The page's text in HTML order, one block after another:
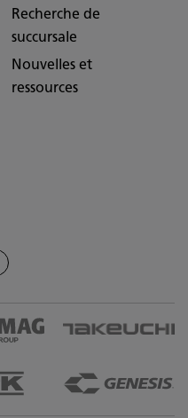
Recherche de
succursale
Nouvelles et
ressources